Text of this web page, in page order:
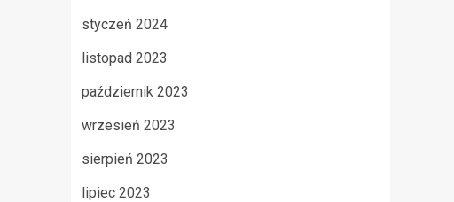
styczeń 2024
listopad 2023
październik 2023
wrzesień 2023
sierpień 2023
lipiec 2023